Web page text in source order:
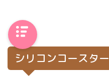
シリコンコースター